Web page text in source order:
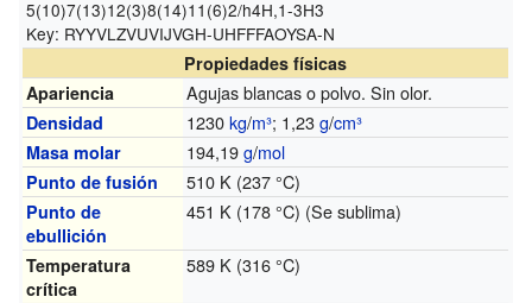
5(10)7(13)12(3)8(14)11(6)2/h4H,1-3H3
Key: RYYVLZVUVIJVGH-UHFFFAOYSA-N
Propiedades físicas
Apariencia
Agujas blancas o polvo. Sin olor.
Densidad 1230kg/m³; 1,23g/cm³
Masa molar 194,19g/mol
Punto de fusión 510 K (237 °C)
Punto de
ebullición
451 K (178 °C) (Se sublima)
Temperatura
crítica
589 K (316 °C)